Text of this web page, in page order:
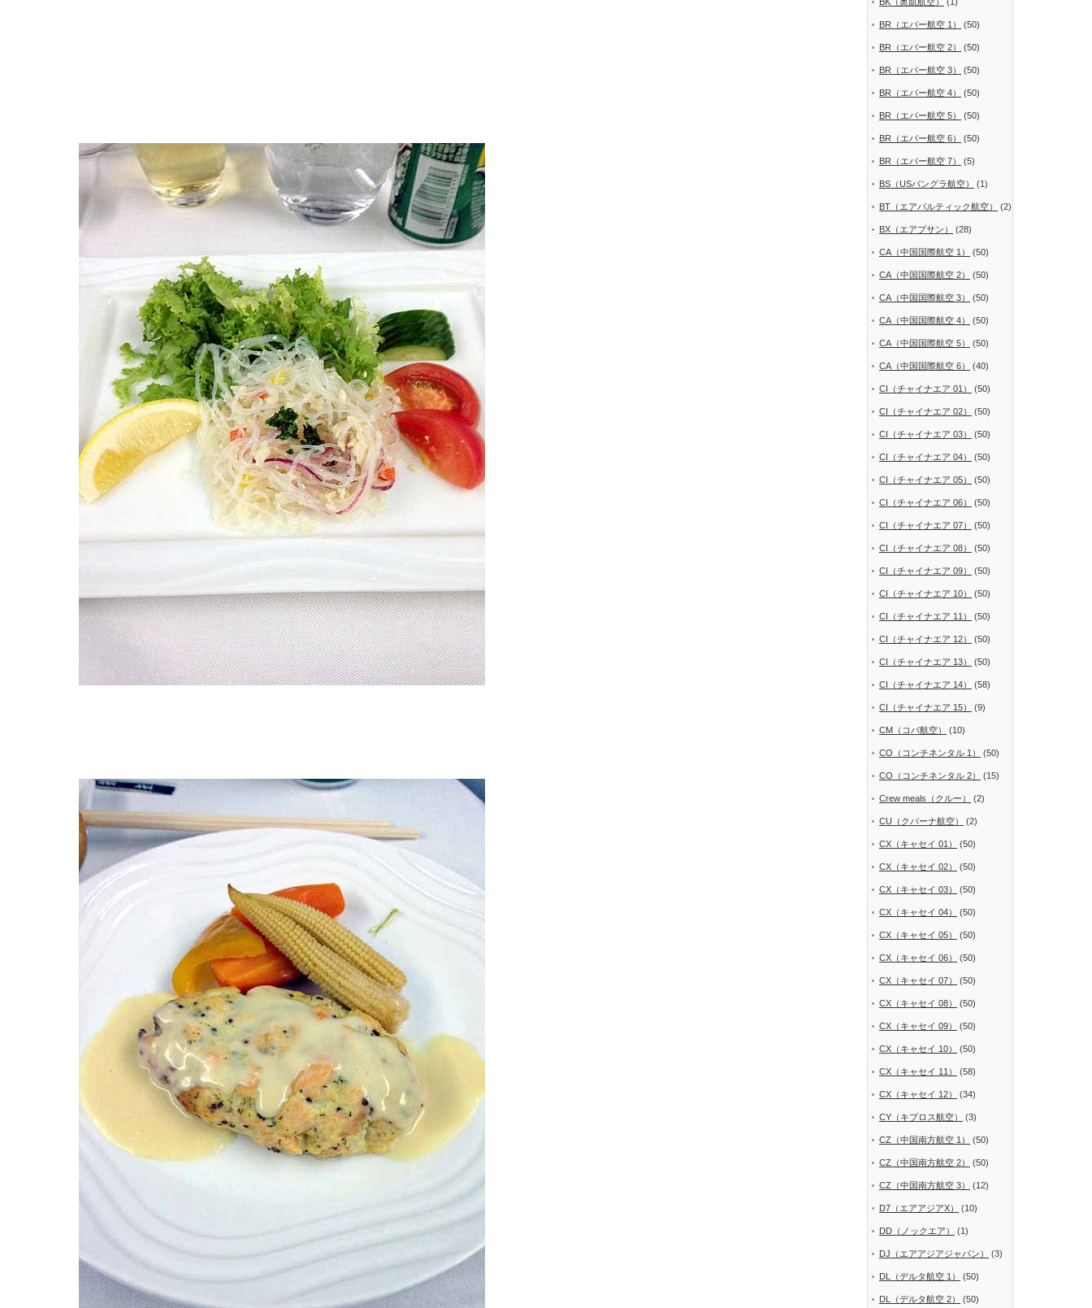
BR（エバー航空 1） (50)
BR（エバー航空 2） (50)
BR（エバー航空 3） (50)
BR（エバー航空 4） (50)
BR（エバー航空 5） (50)
BR（エバー航空 6） (50)
BR（エバー航空 7） (5)
BS（USバングラ航空） (1)
BT（エアバルティック航空） (2)
BX（エアプサン） (28)
CA（中国国際航空 1） (50)
CA（中国国際航空 2） (50)
CA（中国国際航空 3） (50)
CA（中国国際航空 4） (50)
CA（中国国際航空 5） (50)
CA（中国国際航空 6） (40)
CI（チャイナエア 01） (50)
CI（チャイナエア 02） (50)
CI（チャイナエア 03） (50)
CI（チャイナエア 04） (50)
CI（チャイナエア 05） (50)
CI（チャイナエア 06） (50)
CI（チャイナエア 07） (50)
CI（チャイナエア 08） (50)
CI（チャイナエア 09） (50)
CI（チャイナエア 10） (50)
CI（チャイナエア 11） (50)
CI（チャイナエア 12） (50)
CI（チャイナエア 13） (50)
CI（チャイナエア 14） (58)
CI（チャイナエア 15） (9)
CM（コパ航空） (10)
CO（コンチネンタル 1） (50)
CO（コンチネンタル 2） (15)
Crew meals（クルー） (2)
CU（クバーナ航空） (2)
CX（キャセイ 01） (50)
CX（キャセイ 02） (50)
CX（キャセイ 03） (50)
CX（キャセイ 04） (50)
CX（キャセイ 05） (50)
CX（キャセイ 06） (50)
CX（キャセイ 07） (50)
CX（キャセイ 08） (50)
CX（キャセイ 09） (50)
CX（キャセイ 10） (50)
CX（キャセイ 11） (58)
CX（キャセイ 12） (34)
CY（キプロス航空） (3)
CZ（中国南方航空 1） (50)
CZ（中国南方航空 2） (50)
CZ（中国南方航空 3） (12)
D7（エアアジアX） (10)
DD（ノックエア） (1)
DJ（エアアジアジャパン） (3)
DL（デルタ航空 1） (50)
DL（デルタ航空 2） (50)